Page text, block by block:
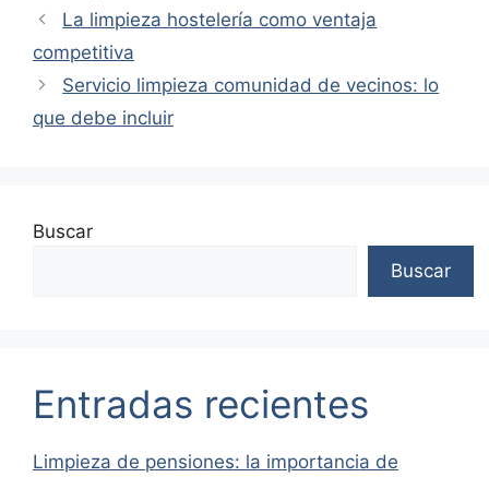
La limpieza hostelería como ventaja
competitiva
Servicio limpieza comunidad de vecinos: lo
que debe incluir
Buscar
Buscar
Entradas recientes
Limpieza de pensiones: la importancia de